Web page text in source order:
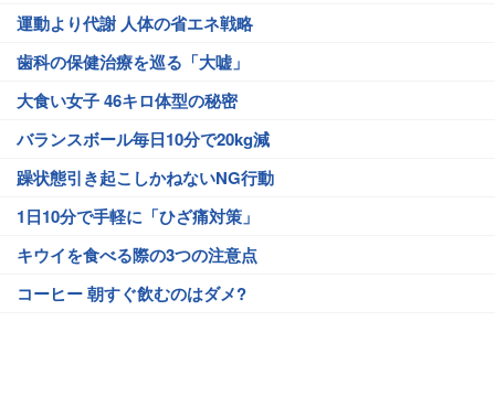
運動より代謝 人体の省エネ戦略
歯科の保健治療を巡る「大嘘」
大食い女子 46キロ体型の秘密
バランスボール毎日10分で20kg減
躁状態引き起こしかねないNG行動
1日10分で手軽に「ひざ痛対策」
キウイを食べる際の3つの注意点
コーヒー 朝すぐ飲むのはダメ?